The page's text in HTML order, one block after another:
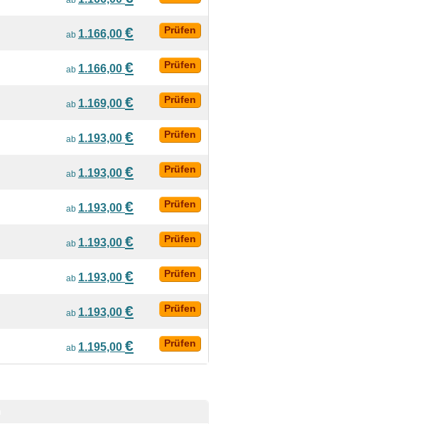
ab 1.166,00 € Prüfen
ab 1.166,00 € Prüfen
ab 1.169,00 € Prüfen
ab 1.193,00 € Prüfen
ab 1.193,00 € Prüfen
ab 1.193,00 € Prüfen
ab 1.193,00 € Prüfen
ab 1.193,00 € Prüfen
ab 1.193,00 € Prüfen
ab 1.195,00 € Prüfen